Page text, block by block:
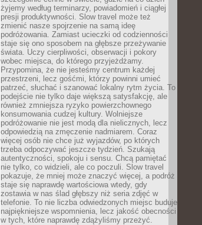
żyjemy według terminarzy, powiadomień i ciągłej
presji produktywności. Slow travel może też
zmienić nasze spojrzenie na samą ideę
podróżowania. Zamiast ucieczki od codzienności
staje się ono sposobem na głębsze przeżywanie
świata. Uczy cierpliwości, obserwacji i pokory
wobec miejsca, do którego przyjeżdżamy.
Przypomina, że nie jesteśmy centrum każdej
przestrzeni, lecz gośćmi, którzy powinni umieć
patrzeć, słuchać i szanować lokalny rytm życia. To
podejście nie tylko daje większą satysfakcję, ale
również zmniejsza ryzyko powierzchownego
konsumowania cudzej kultury. Wolniejsze
podróżowanie nie jest modą dla nielicznych, lecz
odpowiedzią na zmęczenie nadmiarem. Coraz
więcej osób nie chce już wyjazdów, po których
trzeba odpoczywać jeszcze tydzień. Szukają
autentyczności, spokoju i sensu. Chcą pamiętać
nie tylko, co widzieli, ale co poczuli. Slow travel
pokazuje, że mniej może znaczyć więcej, a podróż
staje się naprawdę wartościowa wtedy, gdy
zostawia w nas ślad głębszy niż seria zdjęć w
telefonie. To nie liczba odwiedzonych miejsc buduje
najpiękniejsze wspomnienia, lecz jakość obecności
w tych, które naprawdę zdążyliśmy przeżyć.